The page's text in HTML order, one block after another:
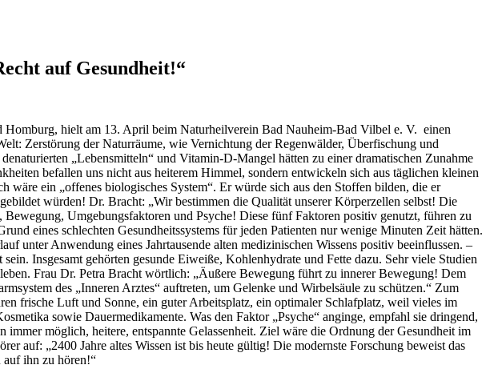
auf Gesundheit!“
hielt am 13. April beim Naturheilverein Bad Nauheim-Bad Vilbel e. V. einen
Zerstörung der Naturräume, wie Vernichtung der Regenwälder, Überfischung und
„Lebensmitteln“ und Vitamin-D-Mangel hätten zu einer dramatischen Zunahme
befallen uns nicht aus heiterem Himmel, sondern entwickeln sich aus täglichen kleinen
wäre ein „offenes biologisches System“. Er würde sich aus den Stoffen bilden, die er
würden! Dr. Bracht: „Wir bestimmen die Qualität unserer Körperzellen selbst! Die
Umgebungsfaktoren und Psyche! Diese fünf Faktoren positiv genutzt, führen zu
eines schlechten Gesundheitssystems für jeden Patienten nur wenige Minuten Zeit hätten.
unter Anwendung eines Jahrtausende alten medizinischen Wissens positiv beeinflussen. –
Insgesamt gehörten gesunde Eiweiße, Kohlenhydrate und Fette dazu. Sehr viele Studien
Frau Dr. Petra Bracht wörtlich: „Äußere Bewegung führt zu innerer Bewegung! Dem
des „Inneren Arztes“ auftreten, um Gelenke und Wirbelsäule zu schützen.“ Zum
frische Luft und Sonne, ein guter Arbeitsplatz, ein optimaler Schlafplatz, weil vieles im
sowie Dauermedikamente. Was den Faktor „Psyche“ anginge, empfahl sie dringend,
möglich, heitere, entspannte Gelassenheit. Ziel wäre die Ordnung der Gesundheit im
auf: „2400 Jahre altes Wissen ist bis heute gültig! Die modernste Forschung beweist das
auf ihn zu hören!“